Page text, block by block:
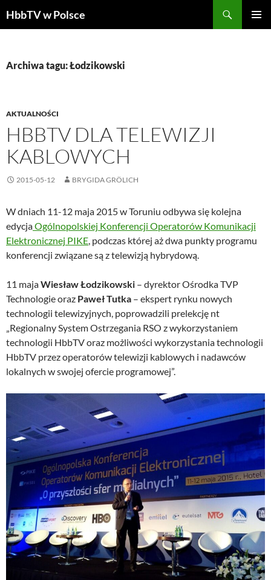
HbbTV w Polsce
Archiwa tagu: Łodzikowski
AKTUALNOŚCI
HBBTV DLA TELEWIZJI
KABLOWYCH
2015-05-12 BRYGIDA GRÖLICH
W dniach 11-12 maja 2015 w Toruniu odbywa się kolejna
edycjaOgólnopolskiej Konferencji Operatorów Komunikacji
Elektronicznej PIKE, podczas której aż dwa punkty programu
konferencji związane są z telewizją hybrydową.
11 majaWiesław Łodzikowski – dyrektor Ośrodka TVP
Technologie oraz Paweł Tutka – ekspert rynku nowych
technologii telewizyjnych, poprowadzili prelekcję nt
„Regionalny System Ostrzegania RSO z wykorzystaniem
technologii HbbTV oraz możliwości wykorzystania technologii
HbbTV przez operatorów telewizji kablowych i nadawców
lokalnych w swojej ofercie programowej”.